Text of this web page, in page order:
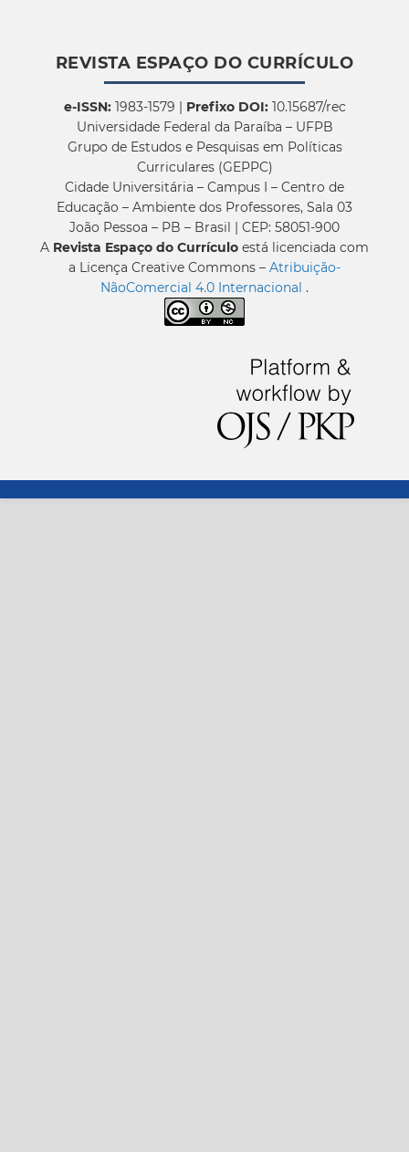
REVISTA ESPAÇO DO CURRÍCULO
e-ISSN:1983-1579 | Prefixo DOI:10.15687/rec
Universidade Federal da Paraíba – UFPB
Grupo de Estudos e Pesquisas em Políticas
Curriculares (GEPPC)
Cidade Universitária – Campus I – Centro de
Educação – Ambiente dos Professores, Sala 03
João Pessoa – PB – Brasil | CEP: 58051-900
A Revista Espaço do Currículo está licenciada com
a Licença Creative Commons – Atribuição-
NãoComercial 4.0 Internacional .